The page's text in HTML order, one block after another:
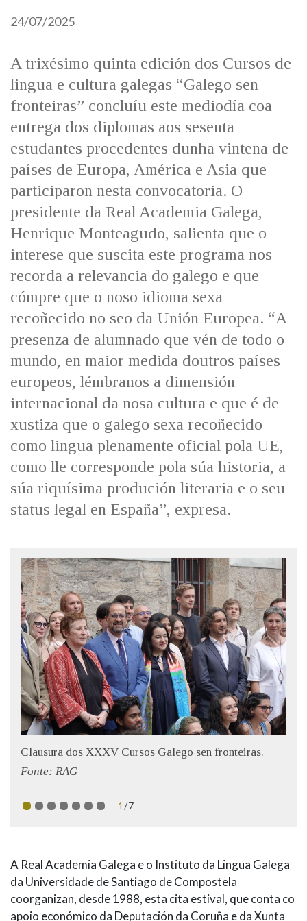
BAZÁN
60 ANOS DLG
PRIMAVERA DAS LETRAS
PORTAL DAS PALABRAS
24/07/2025
A trixésimo quinta edición dos Cursos de
lingua e cultura galegas “Galego sen
fronteiras” concluíu este mediodía coa
entrega dos diplomas aos sesenta
estudantes procedentes dunha vintena de
países de Europa, América e Asia que
participaron nesta convocatoria. O
presidente da Real Academia Galega,
Henrique Monteagudo, salienta que o
interese que suscita este programa nos
recorda a relevancia do galego e que
cómpre que o noso idioma sexa
recoñecido no seo da Unión Europea. “A
presenza de alumnado que vén de todo o
mundo, en maior medida doutros países
europeos, lémbranos a dimensión
internacional da nosa cultura e que é de
xustiza que o galego sexa recoñecido
como lingua plenamente oficial pola UE,
como lle corresponde pola súa historia, a
súa riquísima produción literaria e o seu
status legal en España”, expresa.
Clausura dos XXXV Cursos Galego sen fronteiras.
Fonte: RAG
1 /7
A Real Academia Galega e o Instituto da Lingua Galega
da Universidade de Santiago de Compostela
coorganizan, desde 1988, esta cita estival, que conta co
apoio económico da Deputación da Coruña e da Xunta